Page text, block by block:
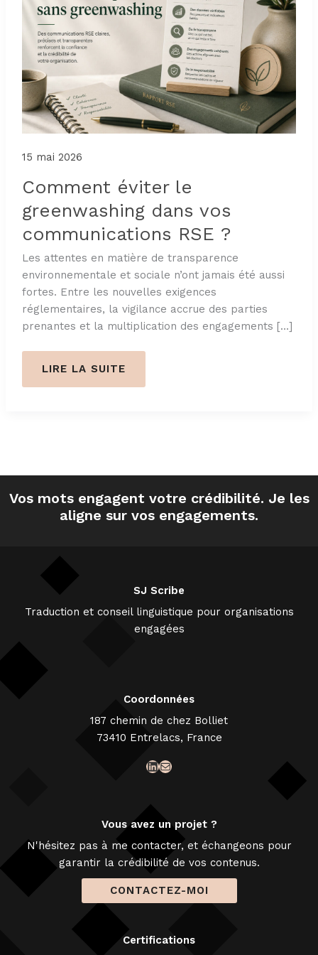
15 mai 2026
Comment éviter le
greenwashing dans vos
communications RSE ?
Les attentes en matière de transparence
environnementale et sociale n’ont jamais été aussi
fortes. Entre les nouvelles exigences
réglementaires, la vigilance accrue des parties
prenantes et la multiplication des engagements […]
COMMENT
LE
LIRE LA SUITE
Vos mots engagent votre crédibilité. Je les
aligne sur vos engagements.
SJ Scribe
Traduction et conseil linguistique pour organisations
engagées
Coordonnées
187 chemin de chez Bolliet
73410 Entrelacs, France
LinkedIn
E-mail
Vous avez un projet ?
N'hésitez pas à me contacter, et échangeons pour
garantir la crédibilité de vos contenus.
CONTACTEZ-MOI
Certifications